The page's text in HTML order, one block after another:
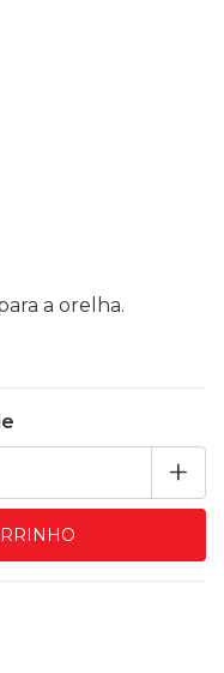
a orelha.
+